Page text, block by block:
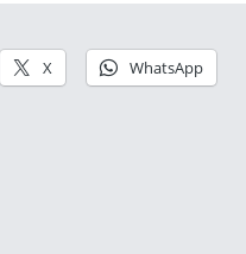
X WhatsApp